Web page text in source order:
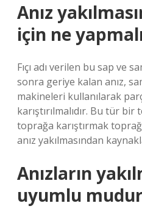
Anız
için ne
Fıçı adı verilen bu sap ve
sonra geriye kalan anız,
makineleri kullanılarak
karıştırılmalıdır. Bu tür bir
toprağa karıştırmak
anız yakılmasından
Anızların
uyumlu